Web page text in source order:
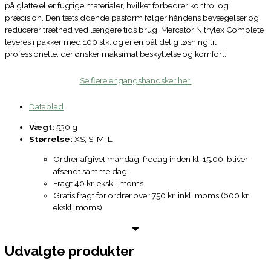
på glatte eller fugtige materialer, hvilket forbedrer kontrol og
præcision. Den tætsiddende pasform følger håndens bevægelser og
reducerer træthed ved længere tids brug. Mercator Nitrylex Complete
leveres i pakker med 100 stk. og er en pålidelig løsning til
professionelle, der ønsker maksimal beskyttelse og komfort.
Se flere engangshandsker her:
Datablad
Vægt: 530 g
Størrelse: XS, S, M, L
Ordrer afgivet mandag-fredag inden kl. 15:00, bliver
afsendt samme dag
Fragt 40 kr. ekskl. moms
Gratis fragt for ordrer over 750 kr. inkl. moms (600 kr.
ekskl. moms)
Udvalgte produkter